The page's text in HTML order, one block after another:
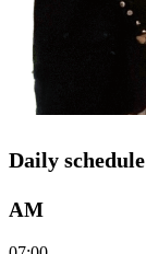
Daily schedule
AM